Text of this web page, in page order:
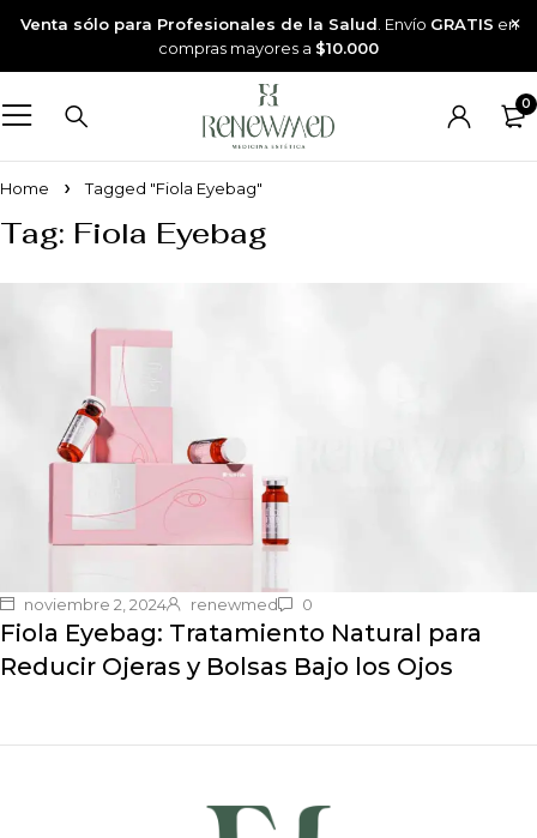
Venta sólo para Profesionales de la Salud . Envío GRATIS en
compras mayores a $10.000
0
Home Tagged "Fiola Eyebag"
Tag: Fiola Eyebag
noviembre 2, 2024 renewmed 0
Fiola Eyebag: Tratamiento Natural para
Reducir Ojeras y Bolsas Bajo los Ojos